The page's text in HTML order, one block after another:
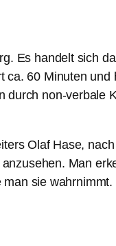
Es handelt sich
60 Minuten und
durch non-verbale
Olaf Hase,
Man
sie wahrnimmt.